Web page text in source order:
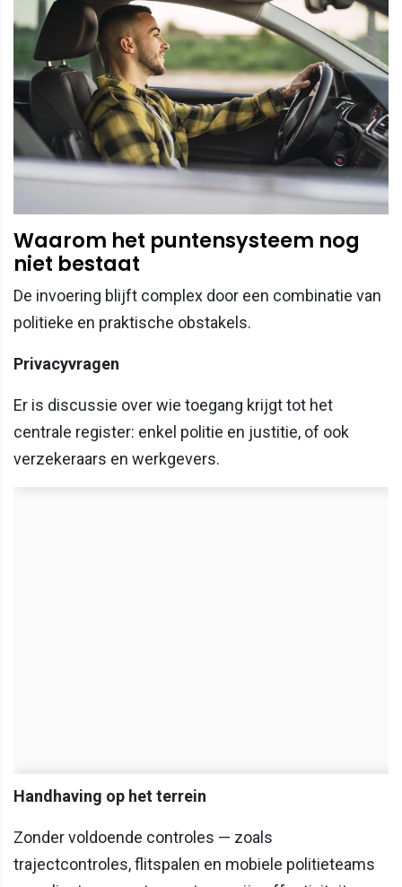
Waarom het puntensysteem nog
niet bestaat
De invoering blijft complex door een combinatie van
politieke en praktische obstakels.
Privacyvragen
Er is discussie over wie toegang krijgt tot het
centrale register: enkel politie en justitie, of ook
verzekeraars en werkgevers.
Handhaving op het terrein
Zonder voldoende controles — zoals
trajectcontroles, flitspalen en mobiele politieteams